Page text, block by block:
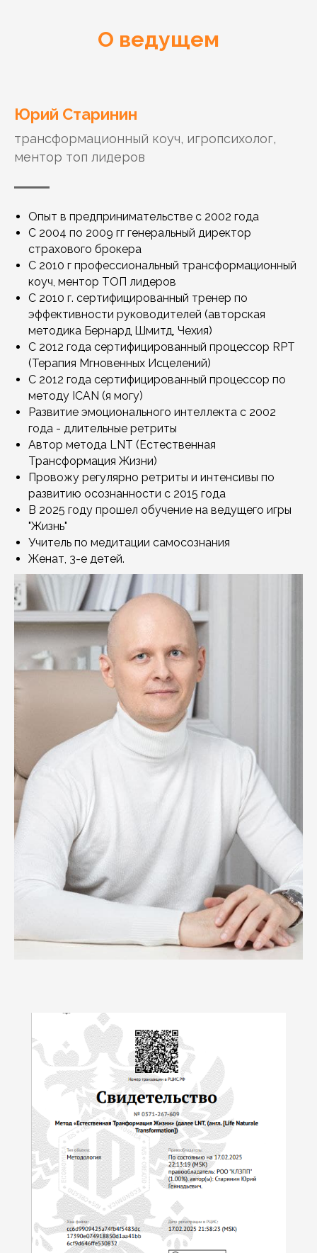
О ведущем
Юрий Старинин
трансформационный коуч, игропсихолог,
ментор топ лидеров
Опыт в предпринимательстве с 2002 года
С 2004 по 2009 гг генеральный директор
страхового брокера
С 2010 г профессиональный трансформационный
коуч, ментор ТОП лидеров
С 2010 г. сертифицированный тренер по
эффективности руководителей (авторская
методика Бернард Шмитд, Чехия)
С 2012 года сертифицированный процессор RPT
(Терапия Мгновенных Исцелений)
С 2012 года сертифицированный процессор по
методу ICAN (я могу)
Развитие эмоционального интеллекта с 2002
года - длительные ретриты
Автор метода LNT (Естественная
Трансформация Жизни)
Провожу регулярно ретриты и интенсивы по
развитию осознанности с 2015 года
В 2025 году прошел обучение на ведущего игры
"Жизнь"
Учитель по медитации самосознания
Женат, 3-е детей.